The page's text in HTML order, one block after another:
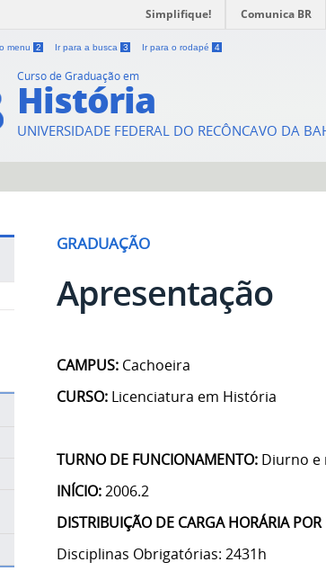
Simplifique! Comunica BR
menu 2 Ir para a busca 3 Ir para o rodapé 4
Curso de Graduação em
História
UNIVERSIDADE FEDERAL DO RECÔNCAVO DA
GRADUAÇÃO
Apresentação
CAMPUS: Cachoeira
CURSO: Licenciatura em História
TURNO DE FUNCIONAMENTO: Diurno
INÍCIO:2006.2
DISTRIBUIÇÃO DE CARGA HORÁRIA
Disciplinas Obrigatórias: 2431h